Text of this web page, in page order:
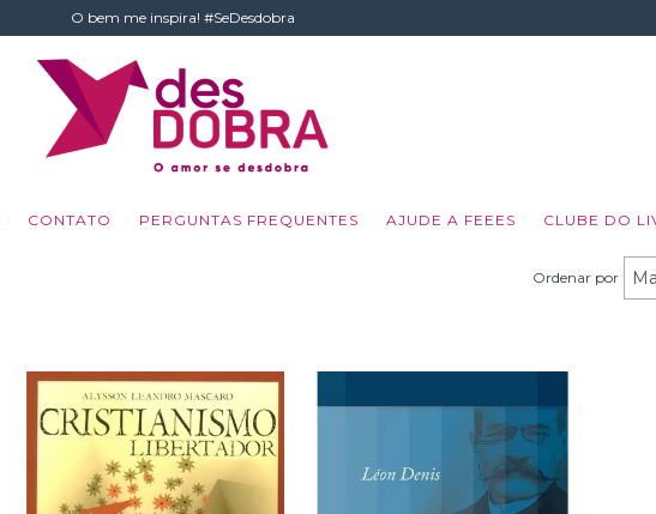
O bem me inspira! #SeDesdobra
CONTATO PERGUNTAS FREQUENTES AJUDE A FEEES CLUBE DO
Ordenar por